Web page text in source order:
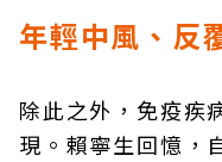
年輕中風、反
除此之外，免疫疾
現。賴寧生回憶，